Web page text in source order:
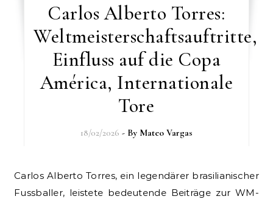
Carlos Alberto Torres:
Weltmeisterschaftsauftritte,
Einfluss auf die Copa
América, Internationale
Tore
18/02/2026 - By Mateo Vargas
Carlos Alberto Torres, ein legendärer brasilianischer
Fussballer, leistete bedeutende Beiträge zur WM-